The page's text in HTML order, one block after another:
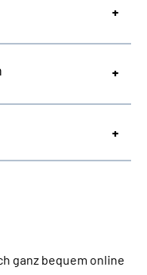
ganz bequem online